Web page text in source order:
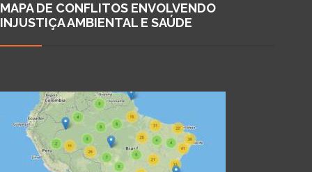
MAPA DE CONFLITOS ENVOLVENDO
INJUSTIÇA AMBIENTAL E SAÚDE